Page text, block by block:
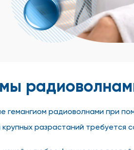
радиоволнами при
разрастаний требуется